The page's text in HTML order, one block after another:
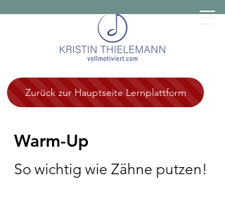
Zurück zur Hauptseite Lernplattform
Warm-Up
So wichtig wie Zähne putzen!